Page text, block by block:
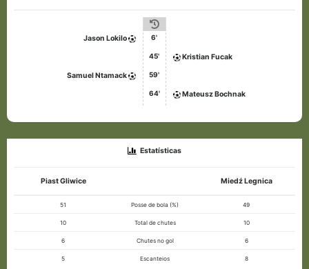
Jason Lokilo 6'
45' Kristian Fucak
Samuel Ntamack 59'
64' Mateusz Bochnak
Estatísticas
Piast Gliwice Miedź Legnica
51 Posse de bola (%) 49
10 Total de chutes 10
6 Chutes no gol 6
5 Escanteios 8